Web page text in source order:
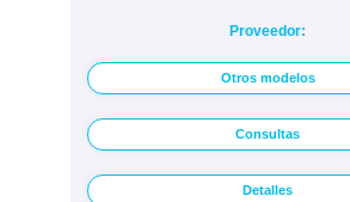
Proveedor:
Otros modelos
Consultas
Detalles